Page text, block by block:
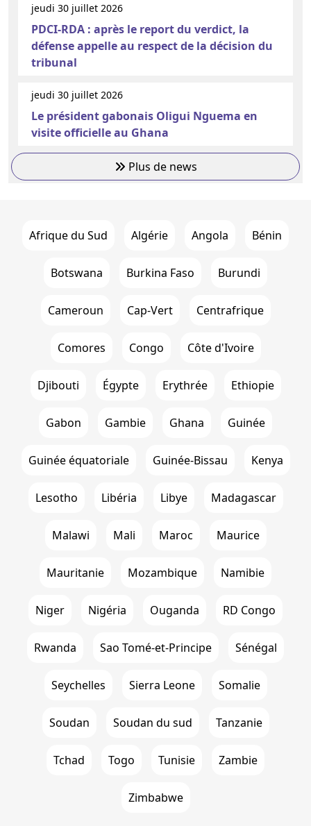
jeudi 30 juillet 2026
PDCI-RDA : après le report du verdict, la
défense appelle au respect de la décision du
tribunal
jeudi 30 juillet 2026
Le président gabonais Oligui Nguema en
visite officielle au Ghana
Plus de news
Afrique du Sud Algérie Angola Bénin
Botswana Burkina Faso Burundi
Cameroun Cap-Vert Centrafrique
Comores Congo Côte d'Ivoire
Djibouti Égypte Erythrée Ethiopie
Gabon Gambie Ghana Guinée
Guinée équatoriale Guinée-Bissau Kenya
Lesotho Libéria Libye Madagascar
Malawi Mali Maroc Maurice
Mauritanie Mozambique Namibie
Niger Nigéria Ouganda RD Congo
Rwanda Sao Tomé-et-Principe Sénégal
Seychelles Sierra Leone Somalie
Soudan Soudan du sud Tanzanie
Tchad Togo Tunisie Zambie
Zimbabwe